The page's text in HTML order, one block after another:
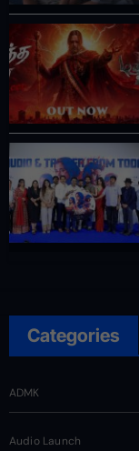
Categories
ADMK
Audio Launch